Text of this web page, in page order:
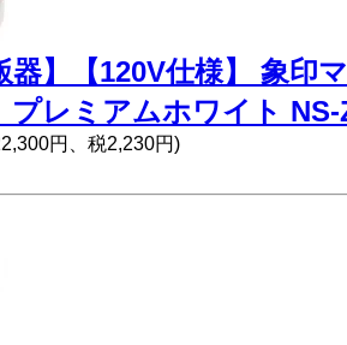
器】【120V仕様】 象印
プレミアムホワイト NS-
円、税2,230円)